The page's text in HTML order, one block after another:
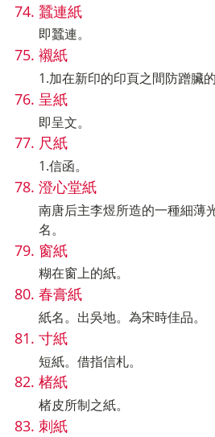
蠶連紙
即蠶連。
襯紙
1.加在新印的印頁之間防蹭臟
呈紙
即呈文。
尺紙
1.信函。
澄心堂紙
南唐后主李煜所造的一種細薄
名。
窗紙
糊在窗上的紙。
春膏紙
紙名。出吳地。為宋時佳品。
寸紙
短紙。借指信札。
楮紙
楮皮所制之紙。
刺紙